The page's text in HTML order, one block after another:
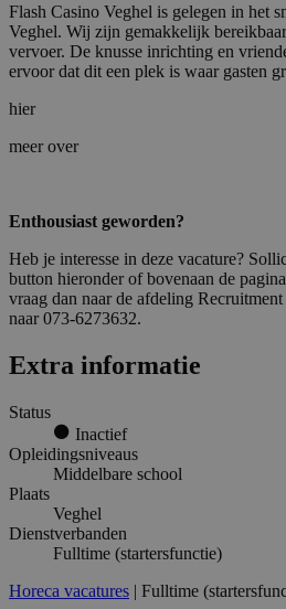
Flash Casino Veghel is gelegen in het
Veghel. Wij zijn gemakkelijk
vervoer. De knusse inrichting en
ervoor dat dit een plek is waar gasten
hier
meer over
Enthousiast geworden?
Heb je interesse in deze vacature?
button hieronder of bovenaan de
vraag dan naar de afdeling
naar 073-6273632.
Extra informatie
Status
Inactief
Opleidingsniveaus
Middelbare school
Plaats
Veghel
Dienstverbanden
Fulltime (startersfunctie)
Horeca vacatures | Fulltime